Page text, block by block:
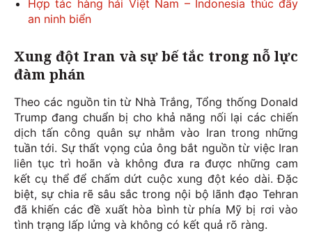
Hợp tác hàng hải Việt Nam – Indonesia thúc đẩy
an ninh biển
Xung đột Iran và sự bế tắc trong nỗ lực
đàm phán
Theo các nguồn tin từ Nhà Trắng, Tổng thống Donald
Trump đang chuẩn bị cho khả năng nối lại các chiến
dịch tấn công quân sự nhằm vào Iran trong những
tuần tới. Sự thất vọng của ông bắt nguồn từ việc Iran
liên tục trì hoãn và không đưa ra được những cam
kết cụ thể để chấm dứt cuộc xung đột kéo dài. Đặc
biệt, sự chia rẽ sâu sắc trong nội bộ lãnh đạo Tehran
đã khiến các đề xuất hòa bình từ phía Mỹ bị rơi vào
tình trạng lấp lửng và không có kết quả rõ ràng.